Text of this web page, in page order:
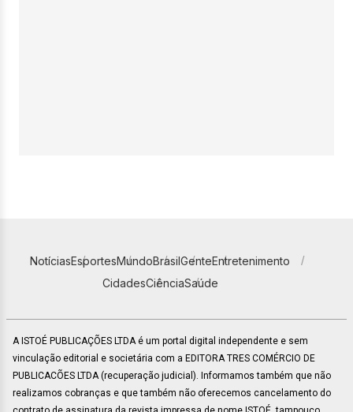
NotíciasEsportesMundoBrasilGenteEntretenimento
CidadesCiênciaSaúde
A ISTOÉ PUBLICAÇÕES LTDA é um portal digital independente e sem
vinculação editorial e societária com a EDITORA TRES COMÉRCIO DE
PUBLICACÕES LTDA (recuperação judicial). Informamos também que não
realizamos cobranças e que também não oferecemos cancelamento do